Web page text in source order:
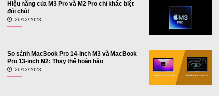
Hiệu năng của M3 Pro và M2 Pro chỉ khác biệt
đôi chút
26/12/2023
So sánh MacBook Pro 14-inch M3 và MacBook
Pro 13-inch M2: Thay thế hoàn hảo
26/12/2023